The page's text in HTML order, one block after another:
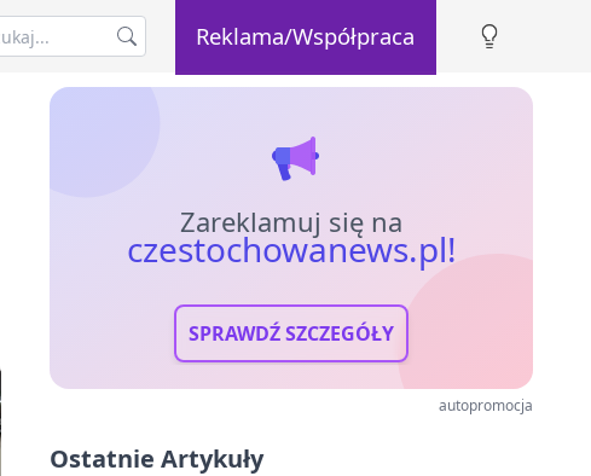
Reklama/Współpraca
Zareklamuj się na
czestochowanews.pl!
SPRAWDŹ SZCZEGÓŁY
autopromocja
Ostatnie Artykuły